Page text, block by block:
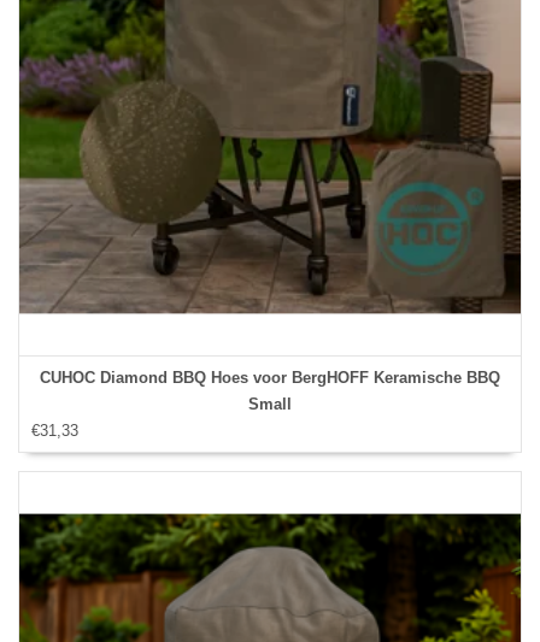
CUHOC Diamond BBQ Hoes voor BergHOFF Keramische BBQ
Small
€31,33